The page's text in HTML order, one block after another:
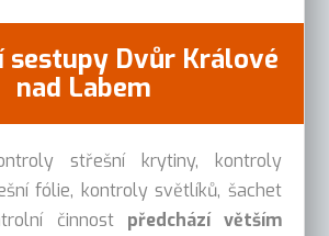
sestupy Dvůr Králové
nad Labem
střešní krytiny, kontroly
fólie, kontroly světlíků, šachet
činnost předchází větším